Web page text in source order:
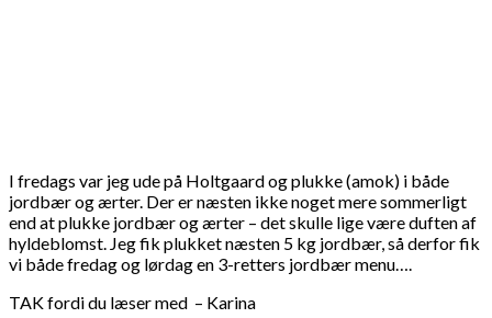
I fredags var jeg ude på Holtgaard og plukke (amok) i både
jordbær og ærter. Der er næsten ikke noget mere sommerligt
end at plukke jordbær og ærter – det skulle lige være duften af
hyldeblomst. Jeg fik plukket næsten 5 kg jordbær, så derfor fik
vi både fredag og lørdag en 3-retters jordbær menu….
TAK fordi du læser med – Karina